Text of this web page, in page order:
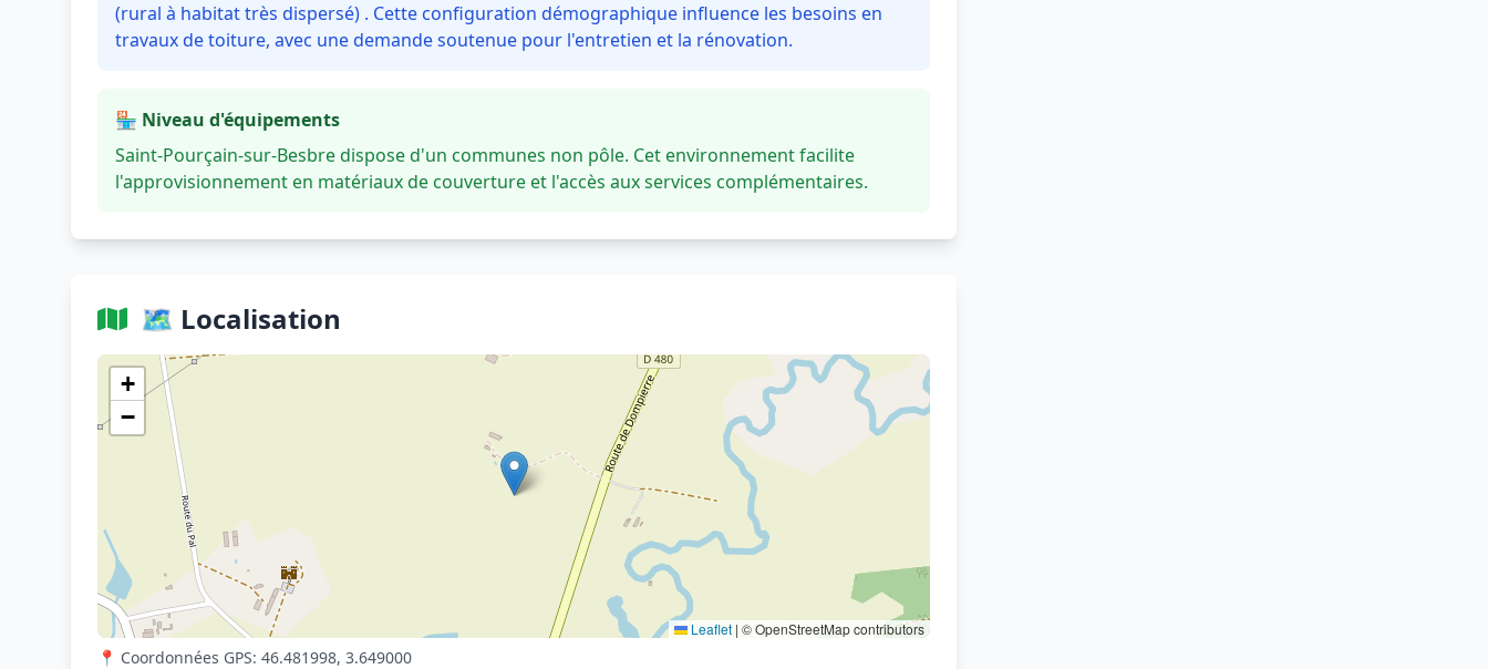
(rural à habitat très dispersé) . Cette configuration démographique influence les besoins en
travaux de toiture, avec une demande soutenue pour l'entretien et la rénovation.
🏪 Niveau d'équipements
Saint-Pourçain-sur-Besbre dispose d'un communes non pôle. Cet environnement facilite
l'approvisionnement en matériaux de couverture et l'accès aux services complémentaires.
🗺️ Localisation
+
−
Leaflet | © OpenStreetMap contributors
Voir sur OpenStreetMap
📍 Coordonnées GPS: 46.481998, 3.649000